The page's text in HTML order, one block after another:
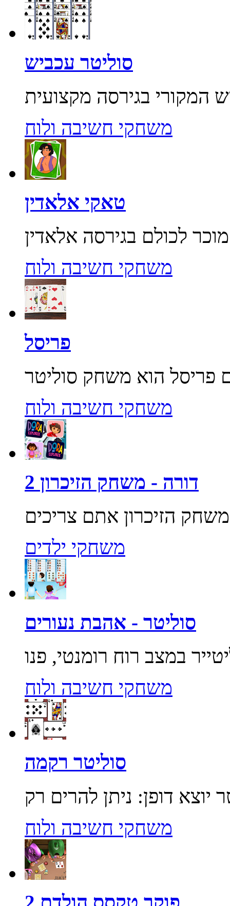
סוליטר עכביש
משחקי חשיבה ולוח
טאקי אלאדין
משחקי חשיבה ולוח
פריסל
משחקי חשיבה ולוח
דורה - משחק הזיכרון 2
משחקי ילדים
סוליטר - אהבת נעורים
משחקי חשיבה ולוח
סוליטר רקמה
משחקי חשיבה ולוח